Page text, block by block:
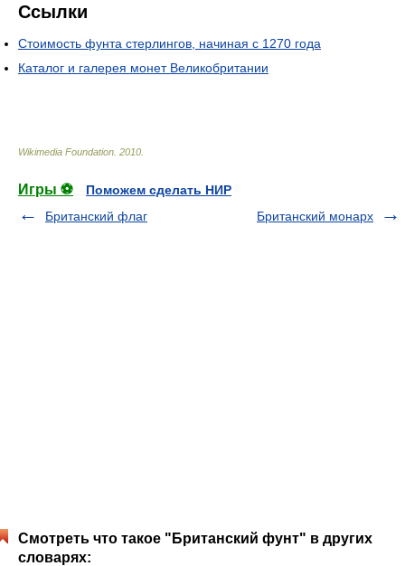
Ссылки
Стоимость фунта стерлингов, начиная с 1270 года
Каталог и галерея монет Великобритании
Wikimedia Foundation 2010
Игры ⚽
Поможем сделать НИР
Британский флаг
Британский монарх
Смотреть что такое "Британский фунт" в других
словарях: